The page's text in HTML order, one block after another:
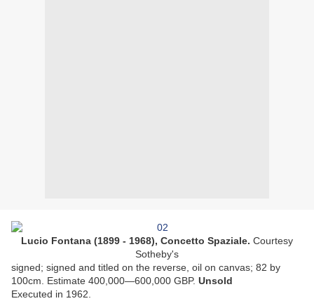
Lucio Fontana (1899 - 1968), Concetto Spaziale. Courtesy
Sotheby's
signed; signed and titled on the reverse, oil on canvas; 82 by
100cm. Estimate 400,000—600,000 GBP. Unsold
Executed in 1962.